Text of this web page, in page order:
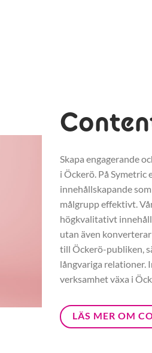
Skapa engagerande
i Öckerö. På
innehållskapande
målgrupp effektivt.
högkvalitativt
utan även
till Öckerö-publiken,
långvariga relationer.
verksamhet växa i
LÄS MER OM